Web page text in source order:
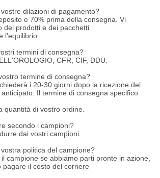
dilazioni di pagamento?
e 70% prima della consegna. Vi
dei prodotti e dei pacchetti
l'equilibrio.
termini di consegna?
CFR, CIF, DDU.
termine di consegna?
i 20-30 giorni dopo la ricezione del
Il termine di consegna specifico
quantità di vostro ordine.
secondo i campioni?
dai vostri campioni
politica del campione?
campione se abbiamo parti pronte in azione,
pagare il costo del corriere